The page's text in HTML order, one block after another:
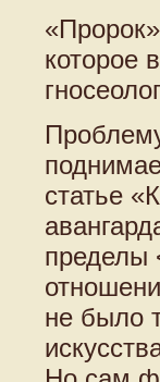
которое
статье
пределы
не было